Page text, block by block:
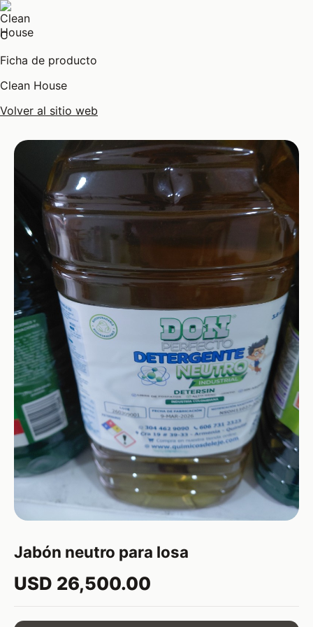
C
Ficha de producto
Clean House
Volver al sitio web
Jabón neutro para losa
USD 26,500.00